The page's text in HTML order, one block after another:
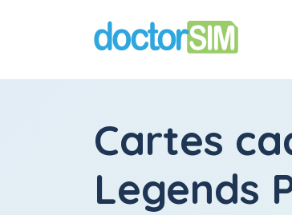
Cartes
Legends